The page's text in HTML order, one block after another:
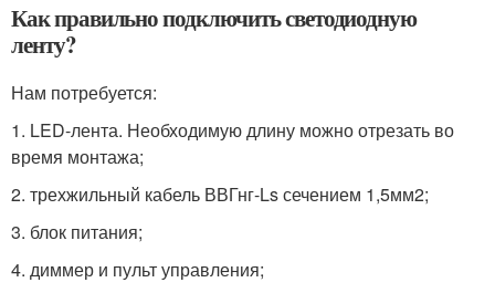
Как правильно подключить светодиодную
ленту?
Нам потребуется:
1. LED-лента. Необходимую длину можно отрезать во
время монтажа;
2. трехжильный кабель ВВГнг-Ls сечением 1,5мм2;
3. блок питания;
4. диммер и пульт управления;